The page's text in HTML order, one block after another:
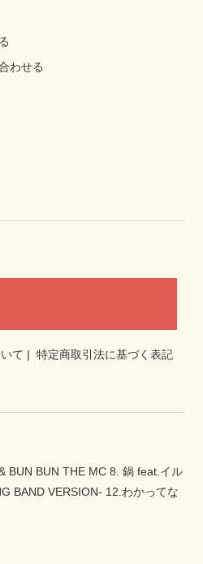
わせる
て | 特定商取引法に基づく表記
BUN BUN THE MC 8. 鍋 feat.イル
BAND VERSION- 12.わかってな